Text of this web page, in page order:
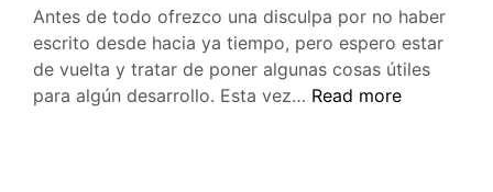
Antes de todo ofrezco una disculpa por no haber
escrito desde hacia ya tiempo, pero espero estar
de vuelta y tratar de poner algunas cosas útiles
para algún desarrollo. Esta vez… Sentencias
Read more